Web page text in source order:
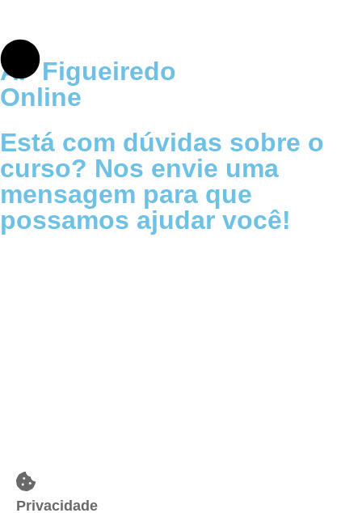
AF Figueiredo
Online
Está com dúvidas sobre o
curso? Nos envie uma
mensagem para que
possamos ajudar você!
Privacidade